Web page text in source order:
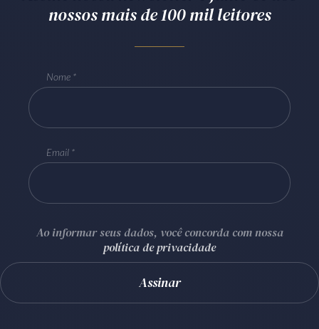
nossos mais de 100 mil leitores
Nome
Email
Ao informar seus dados, você concorda com nossa
política de privacidade